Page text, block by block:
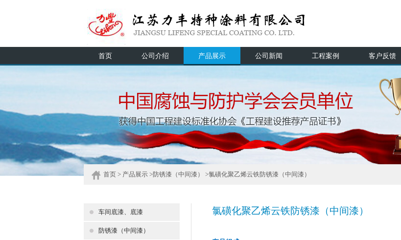
首页 公司介绍 产品展示 公司新闻 工程案例 客户反馈
首页 > 产品展示 >防锈漆（中间漆） >氯磺化聚乙烯云铁防锈漆（中间漆）
车间底漆、底漆
防锈漆（中间漆）
氯磺化聚乙烯云铁防锈漆（中间漆）